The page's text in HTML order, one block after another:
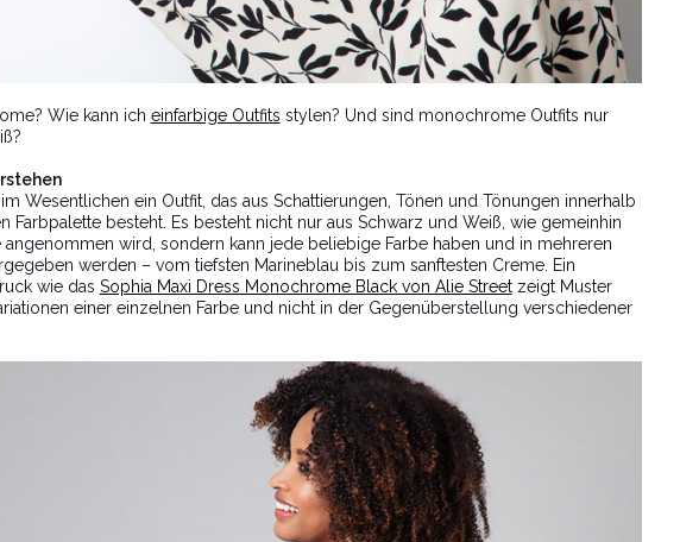
Wie kann ich einfarbige Outfits stylen? Und sind monochrome Outfits nur
Wesentlichen ein Outfit, das aus Schattierungen, Tönen und Tönungen innerhalb
Farbpalette besteht. Es besteht nicht nur aus Schwarz und Weiß, wie gemeinhin
wird, sondern kann jede beliebige Farbe haben und in mehreren
werden – vom tiefsten Marineblau bis zum sanftesten Creme. Ein
wie das Sophia Maxi Dress Monochrome Black von Alie Streetzeigt Muster
einer einzelnen Farbe und nicht in der Gegenüberstellung verschiedener